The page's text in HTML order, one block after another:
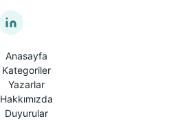
Anasayfa
Kategoriler
Yazarlar
Hakkımızda
Duyurular